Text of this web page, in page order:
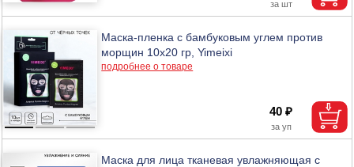
Маска-пленка с бамбуковым углем против
морщин 10х20 гр, Yimeixi
подробнее о товаре
40 ₽
Маска для лица тканевая увлажняющая с